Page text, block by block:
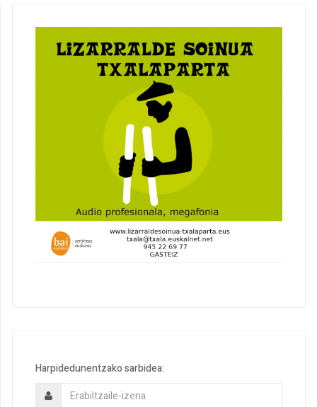
Harpidedunentzako sarbidea: